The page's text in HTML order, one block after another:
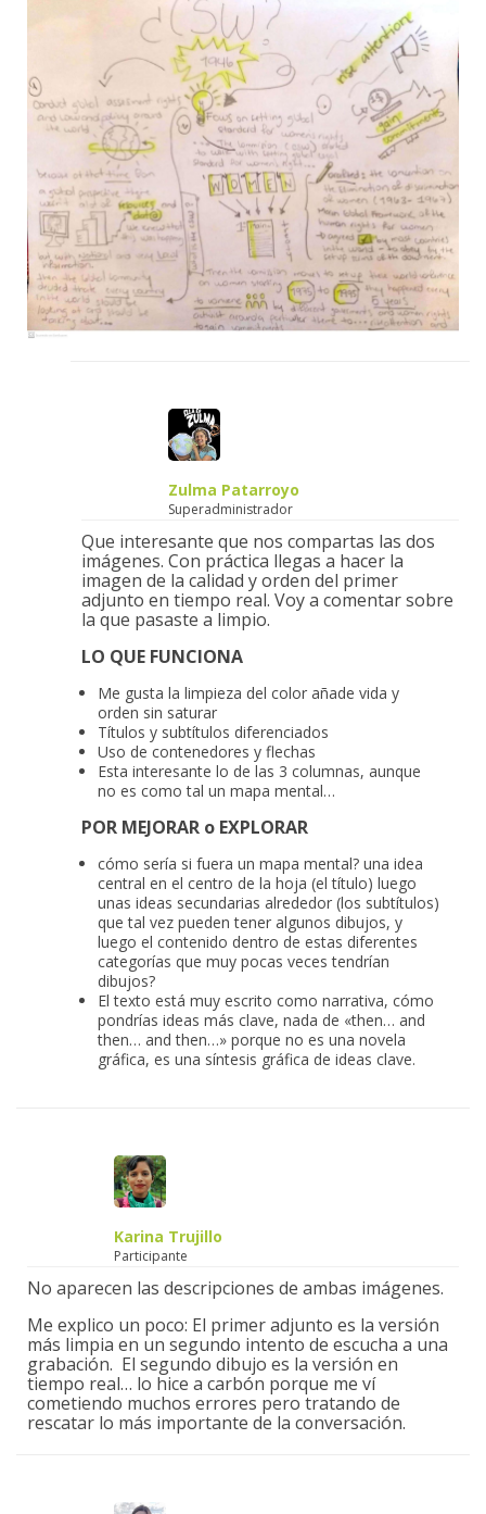
Zulma Patarroyo
Superadministrador
Que interesante que nos compartas las dos
imágenes. Con práctica llegas a hacer la
imagen de la calidad y orden del primer
adjunto en tiempo real. Voy a comentar sobre
la que pasaste a limpio.
LO QUE FUNCIONA
Me gusta la limpieza del color añade vida y
orden sin saturar
Títulos y subtítulos diferenciados
Uso de contenedores y flechas
Esta interesante lo de las 3 columnas, aunque
no es como tal un mapa mental…
POR MEJORAR o EXPLORAR
cómo sería si fuera un mapa mental? una idea
central en el centro de la hoja (el título) luego
unas ideas secundarias alrededor (los subtítulos)
que tal vez pueden tener algunos dibujos, y
luego el contenido dentro de estas diferentes
categorías que muy pocas veces tendrían
dibujos?
El texto está muy escrito como narrativa, cómo
pondrías ideas más clave, nada de «then… and
then… and then…» porque no es una novela
gráfica, es una síntesis gráfica de ideas clave.
Karina Trujillo
Participante
No aparecen las descripciones de ambas imágenes.
Me explico un poco: El primer adjunto es la versión
más limpia en un segundo intento de escucha a una
grabación. El segundo dibujo es la versión en
tiempo real… lo hice a carbón porque me ví
cometiendo muchos errores pero tratando de
rescatar lo más importante de la conversación.